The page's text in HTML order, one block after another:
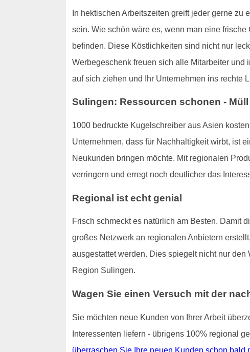
In hektischen Arbeitszeiten greift jeder gerne
sein. Wie schön wäre es, wenn man eine
befinden. Diese Köstlichkeiten sind nicht nur
Werbegeschenk freuen sich alle Mitarbeiter und
auf sich ziehen und Ihr Unternehmen ins rechte
Sulingen: Ressourcen schonen -
1000 bedruckte Kugelschreiber aus Asien
Unternehmen, dass für Nachhaltigkeit wirbt, ist
Neukunden bringen möchte. Mit regionalen
verringern und erregt noch deutlicher das
Regional ist echt genial
Frisch schmeckt es natürlich am Besten. Damit
großes Netzwerk an regionalen Anbietern
ausgestattet werden. Dies spiegelt nicht nur
Region Sulingen.
Wagen Sie einen Versuch mit der
Sie möchten neue Kunden von Ihrer Arbeit
Interessenten liefern - übrigens 100% regional
überraschen Sie Ihre neuen Kunden schon bald